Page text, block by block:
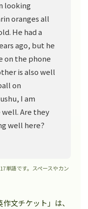
looking
oranges all
He had a
ago, but he
on the phone
is also well
on
I am
Are they
well here?
単語です。スペースやカン
文チケット」は、